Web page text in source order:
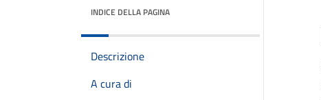
INDICE DELLA PAGINA
Descrizione
A cura di